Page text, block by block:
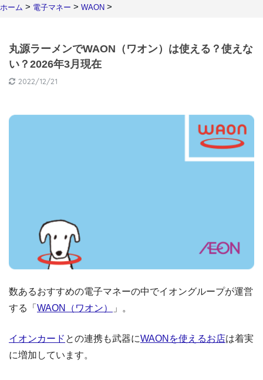
ホーム > 電子マネー > WAON >
丸源ラーメンでWAON（ワオン）は使える？使えな
い？2026年3月現在
2022/12/21
数あるおすすめの電子マネーの中でイオングループが運営
する「 WAON（ワオン） 」。
イオンカード との連携も武器にWAONを使えるお店は着実
に増加しています。